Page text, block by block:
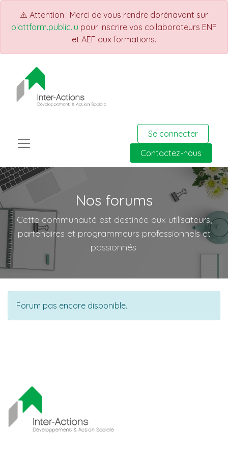
⚠️ Attention : Merci de vous rendre dorénavant sur
plattform.public.lu pour inscrire vos collaborateurs ENF
et AEF aux formations.
Se connecter
Contactez-nous
Nos forums
Cette communauté est destinée aux utilisateurs,
partenaires et programmeurs professionnels et
passionnés.
Forum pas encore disponible.